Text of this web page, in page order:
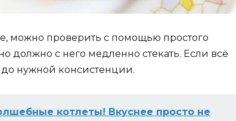
можно проверить с помощью простого
должно с него медленно стекать. Если всё
до нужной консистенции.
котлеты! Вкуснее просто не